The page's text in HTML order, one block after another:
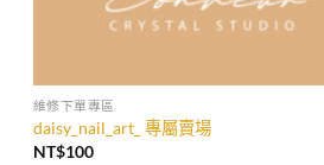
維修下單專區
daisy_nail_art_ 專屬賣場
NT$100